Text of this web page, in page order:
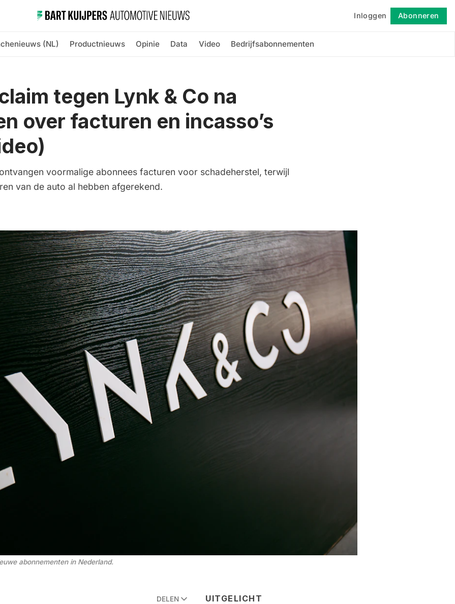
Inloggen Abonneren
(NL) Productnieuws Opinie Data Video Bedrijfsabonnementen
tegen Lynk & Co na
over facturen en incasso’s
voormalige abonnees facturen voor schadeherstel, terwijl
van de auto al hebben afgerekend.
abonnementen in Nederland.
DELEN UITGELICHT